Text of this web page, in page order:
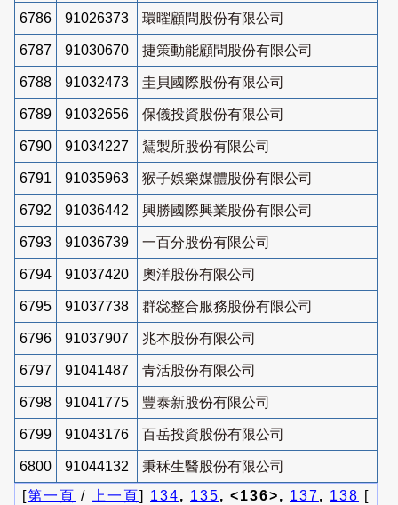
6786 91026373 環曜顧問股份有限公司
6787 91030670 捷策動能顧問股份有限公司
6788 91032473 圭貝國際股份有限公司
6789 91032656 保儀投資股份有限公司
6790 91034227 鵟製所股份有限公司
6791 91035963 猴子娛樂媒體股份有限公司
6792 91036442 興勝國際興業股份有限公司
6793 91036739 一百分股份有限公司
6794 91037420 奧洋股份有限公司
6795 91037738 群惢整合服務股份有限公司
6796 91037907 兆本股份有限公司
6797 91041487 青活股份有限公司
6798 91041775 豐泰新股份有限公司
6799 91043176 百岳投資股份有限公司
6800 91044132
秉秝生醫股份有限公司
[第一頁 / 上一頁] 134, 135, <136>, 137, 138 [